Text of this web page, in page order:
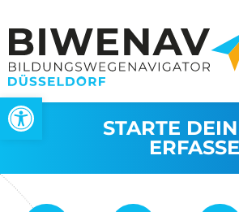
Open toolbar
STARTE